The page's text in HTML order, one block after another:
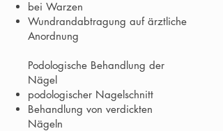
bei Warzen
Wundrandabtragung auf ärztliche
Anordnung
Podologische Behandlung der
Nägel
podologischer Nagelschnitt
Behandlung von verdickten
Nägeln